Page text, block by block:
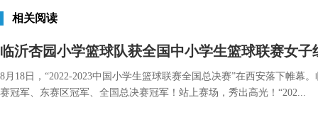
相关阅读
临沂杏园小学篮球队获全国中小学生篮球联赛女子
8月18日，“2022-2023中国小学生篮球联赛全国总决赛”在西安落下帷
赛冠军、东赛区冠军、全国总决赛冠军！站上赛场，秀出高光！“202...